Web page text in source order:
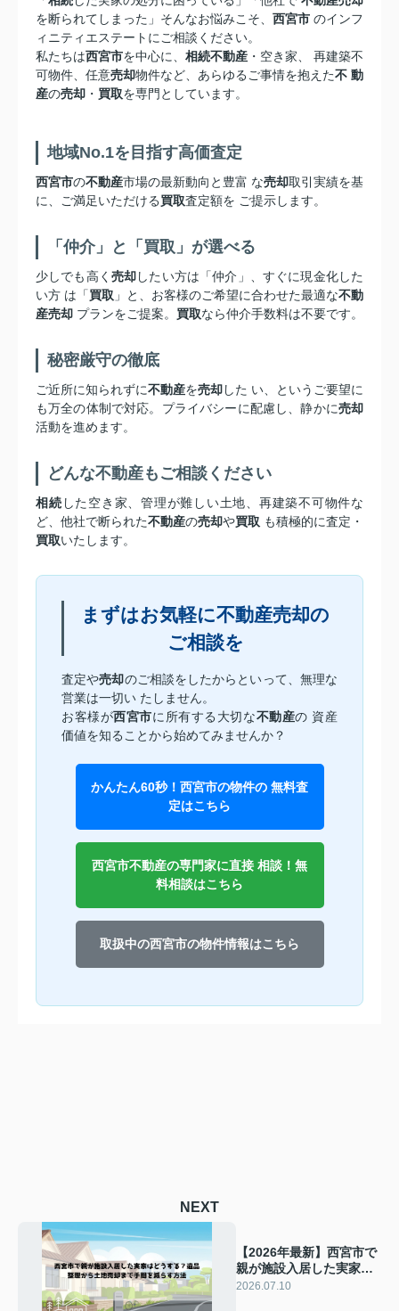
を断られてしまった」そんなお悩みこそ、 西宮市 のインフ
ィニティエステートにご相談ください。
私たちは西宮市を中心に、 相続不動産 ・空き家、 再建築不
可物件、任意売却物件など、あらゆるご事情を抱えた不 動
産の売却 ・ 買取を専門としています。
地域No.1を目指す高価査定
西宮市の不動産市場の最新動向と豊富 な売却取引実績を基
に、ご満足いただける買取査定額を ご提示します。
「仲介」と「買取」が選べる
少しでも高く 売却 したい方は「仲介」、すぐに現金化した
い方 は「買取 」と、お客様のご希望に合わせた最適な不動
産売却 プランをご提案。 買取なら仲介手数料は不要です。
秘密厳守の徹底
ご近所に知られずに不動産を売却 した い、というご要望に
も万全の体制で対応。プライバシーに配慮し、静かに売却
活動を進めます。
どんな不動産もご相談ください
相続 した空き家、管理が難しい土地、再建築不可物件な
ど、他社で断られた不動産の売却や買取 も積極的に査定・
買取いたします。
まずはお気軽に不動産売却の
ご相談を
査定や売却のご相談をしたからといって、無理な
営業は一切い たしません。
お客様が西宮市に所有する大切な不動産の 資産
価値を知ることから始めてみませんか？
かんたん60秒！西宮市の物件の 無料査
定はこちら
西宮市不動産の専門家に直接 相談！無
料相談はこちら
取扱中の西宮市の物件情報はこちら
NEXT
【2026年最新】西宮市で
親が施設入居した実家は
どうする？遺品整理から
2026.07.10